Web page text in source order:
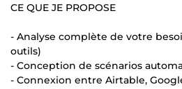
CE QUE JE PROPOSE
- Analyse complète de votre
outils)
- Conception de scénarios
- Connexion entre Airtable,